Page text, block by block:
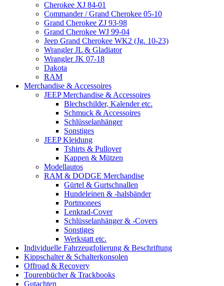
Cherokee XJ 84-01
Commander / Grand Cherokee 05-10
Grand Cherokee ZJ 93-98
Grand Cherokee WJ 99-04
Jeep Grand Cherokee WK2 (Jg. 10-23)
Wrangler JL & Gladiator
Wrangler JK 07-18
Dakota
RAM
Merchandise & Accessoires
JEEP Merchandise & Accessoires
Blechschilder, Kalender etc.
Schmuck & Accessoires
Schlüsselanhänger
Sonstiges
JEEP Kleidung
Tshirts & Pullover
Kappen & Mützen
Modellautos
RAM & DODGE Merchandise
Gürtel & Gurtschnallen
Hundeleinen & -halsbänder
Portmonees
Lenkrad-Cover
Schlüsselanhänger & -Covers
Sonstiges
Werkstatt etc.
Individuelle Fahrzeugfolierung & Beschriftung
Kippschalter & Schalterkonsolen
Offroad & Recovery
Tourenbücher & Trackbooks
Gutachten